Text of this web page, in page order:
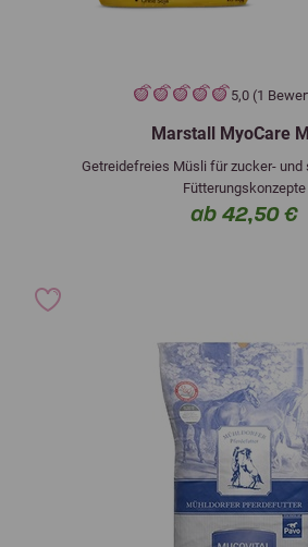
5,0 (1
Marstall MyoCare
Getreidefreies Müsli für zucker-
Fütterungskonzepte
ab 42,50 €